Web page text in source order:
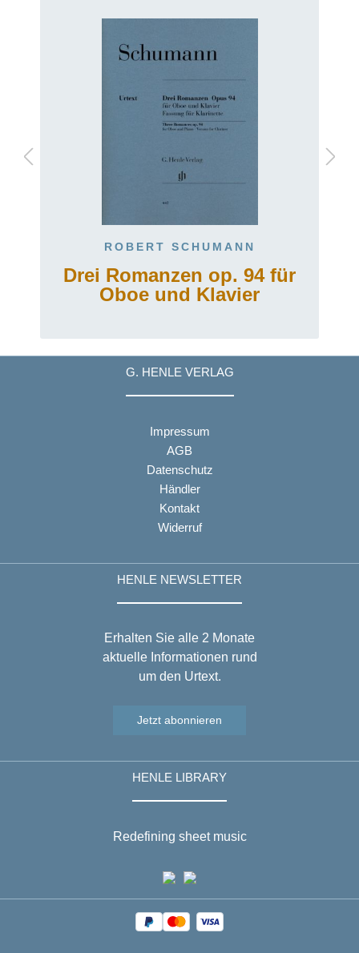
ROBERT SCHUMANN
Drei Romanzen op. 94 für
Oboe und Klavier
G. HENLE VERLAG
Impressum
AGB
Datenschutz
Händler
Kontakt
Widerruf
HENLE NEWSLETTER
Erhalten Sie alle 2 Monate
aktuelle Informationen rund
um den Urtext.
Jetzt abonnieren
HENLE LIBRARY
Redefining sheet music